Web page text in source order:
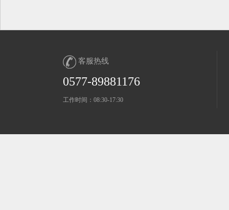
客服热线
0577-89881176
工作时间：08:30-17:30